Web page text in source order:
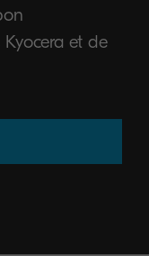
et de